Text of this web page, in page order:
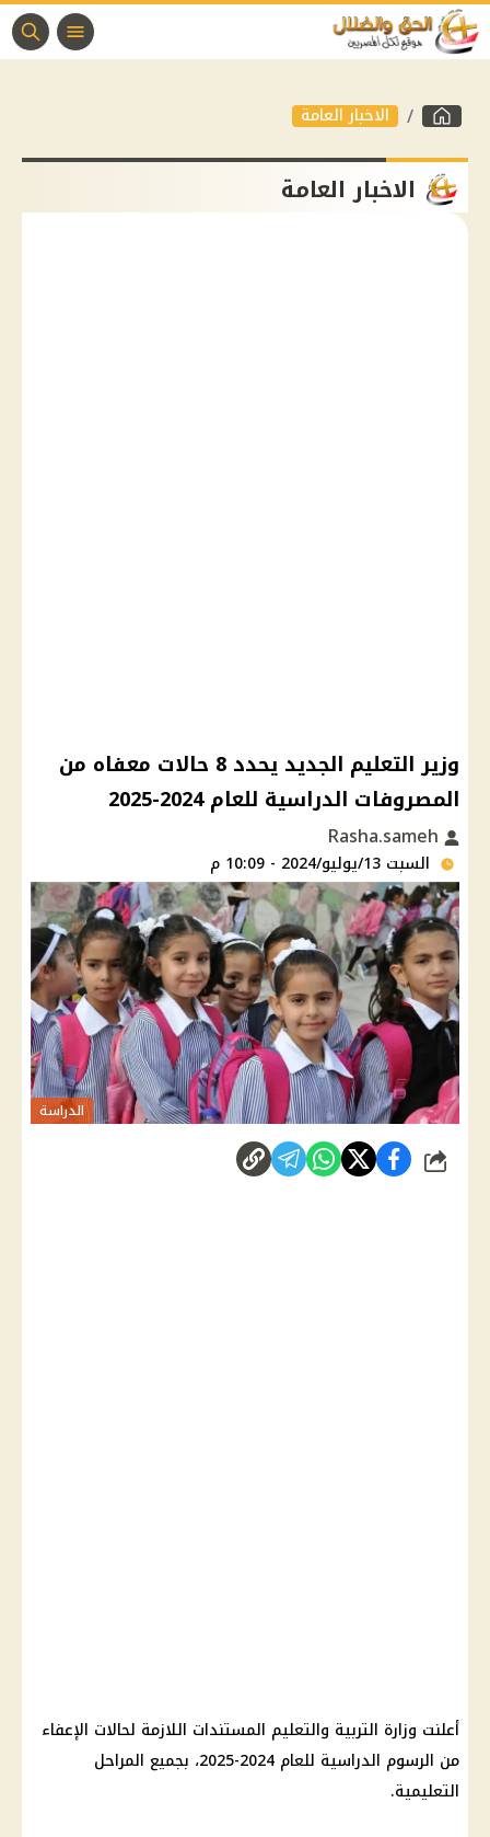
الاخبار العامة
الاخبار العامة
وزير التعليم الجديد يحدد 8 حالات معفاه من
المصروفات الدراسية للعام 2024-2025
السبت 13/يوليو/2024 - 10:09 م
الدراسة
شارك
أعلنت وزارة التربية والتعليم المستندات اللازمة لحالات الإعفاء
من الرسوم الدراسية للعام 2024-2025، بجميع المراحل
التعليمية.